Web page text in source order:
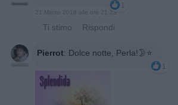
1
21 Marzo 2018 alle ore 21:23
· Ti stimo · Rispondi
Pierrot: Dolce notte, Perla!🌛⭐
1